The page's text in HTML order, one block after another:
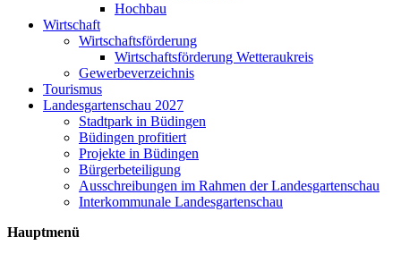
Hochbau
Wirtschaft
Wirtschaftsförderung
Wirtschaftsförderung Wetteraukreis
Gewerbeverzeichnis
Tourismus
Landesgartenschau 2027
Stadtpark in Büdingen
Büdingen profitiert
Projekte in Büdingen
Bürgerbeteiligung
Ausschreibungen im Rahmen der Landesgartenschau
Interkommunale Landesgartenschau
Hauptmenü